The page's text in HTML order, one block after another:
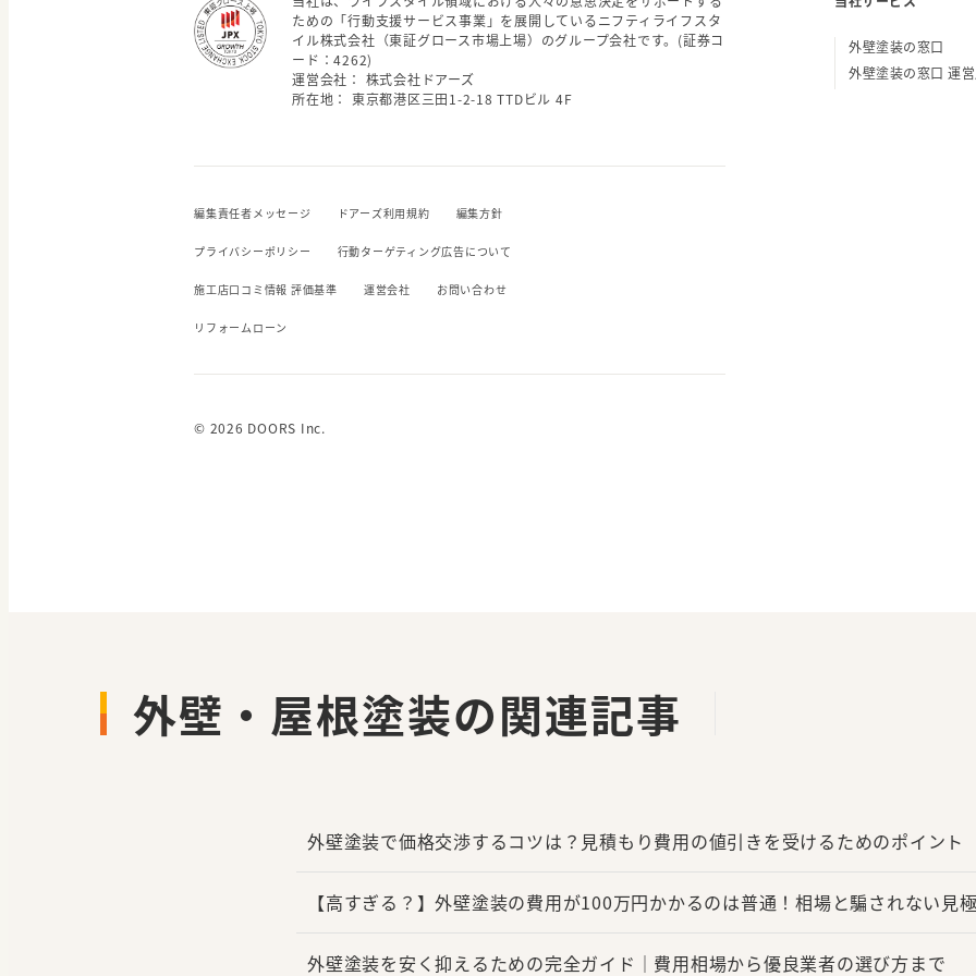
外壁塗装の窓口
外壁塗装の窓口 運
ための「行動支援サービス事業」を展開しているニフティライフスタ
イル株式会社（東証グロース市場上場）のグループ会社です。(証券コ
ード：4262)
運営会社： 株式会社ドアーズ
所在地： 東京都港区三田1-2-18 TTDビル 4F
編集責任者メッセージ ドアーズ利用規約 編集方針
プライバシーポリシー 行動ターゲティング広告について
施工店口コミ情報 評価基準 運営会社 お問い合わせ
リフォームローン
© 2026 DOORS Inc.
外壁・屋根塗装の関連記事
外壁塗装で価格交渉するコツは？見積もり費用の値引きを受けるためのポイント
【高すぎる？】外壁塗装の費用が100万円かかるのは普通！相場と騙されない見
外壁塗装を安く抑えるための完全ガイド｜費用相場から優良業者の選び方まで